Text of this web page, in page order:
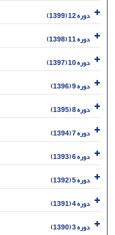
دوره 12 (1399)
دوره 11 (1398)
دوره 10 (1397)
دوره 9 (1396)
دوره 8 (1395)
دوره 7 (1394)
دوره 6 (1393)
دوره 5 (1392)
دوره 4 (1391)
دوره 3 (1390)